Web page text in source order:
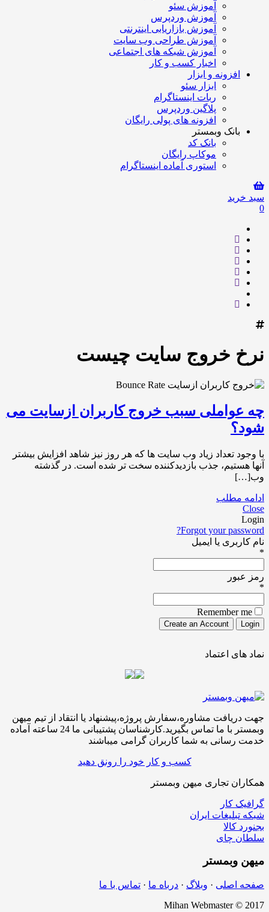
آموزش سئو
آموزش وردپرس
آموزش بازاریابی اینترنتی
آموزش طراحی وب سایت
آموزش شبکه های اجتماعی
اخبار کسب و کار
افزونه و ابزار
ابزار سئو
ربات اینستاگرام
پلاگین وردپرس
افزونه های پولی رایگان
بانک وبمستر
بانک کد
موکاپ رایگان
استوری آماده اینستاگرام
سبد خرید
0
نرخ خروج سایت چیست
چه عواملی سبب خروج کاربران ازسایت می
شود؟
با وجود تعداد زیاد وب سایت ها که هر روز نیز شاهد افزایش بیشتر
آنها هستیم، جذب بازدیدکننده سخت تر شده است. در گذشته
وب[…]
ادامه مطلب
Close
Login
Forgot your password?
نام کاربری یا ایمیل
*
رمز عبور
*
Remember me
نماد های اعتماد
جهت دریافت مشاوره،سفارش پروژه،پیشنهاد یا انتقاد از تیم میهن
وبمستر با ما تماس بگیرید.کارشناسان پشتیبانی ما 24 ساعته آماده
خدمت رسانی به شما کاربران گرامی میباشند
کسب و کار خود را رونق دهید
همکاران تجاری میهن وبمستر
گرافیک کار
شبکه تبلیغات ایران
بجنورد کالا
سلطان چای
میهن وبمستر
صفحه اصلی · وبلاگ · درباه ما · تماس با ما
Mihan Webmaster © 2017